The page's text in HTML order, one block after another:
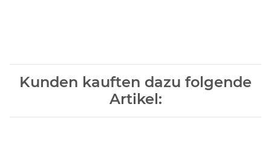
Kunden kauften dazu folgende
Artikel: